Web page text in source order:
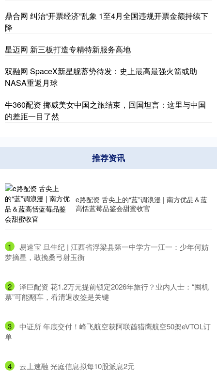
鼎合网 纠治“开票经济”乱象 1至4月全国违规开票金额持续下
降
星迈网 新三板打造专精特新服务高地
双融网 SpaceX新星舰蓄势待发：史上最高最强火箭或助
NASA重返月球
牛360配资 挪威美女中国之旅结束，回国坦言：这里与中国
的差距一目了然
推荐资讯
e路配资 舌尖上的“蓝”调浪漫 | 南方优品＆蓝
高恬蓝莓品鉴会甜蜜收官
1
​易速宝 旦生纪 | 江西省浮梁县第一中学方一江一：少年何妨
梦摘星，敢挽桑弓射玉衡
2
​泽巨配资 花1.2万元提前锁定2026年旅行？业内人士：“囤机
票”可能翻车，看清退改签是关键
3
​中证所 年底交付！峰飞航空获阿联酋猎鹰航空50架eVTOL订
单
4 ​云上速融 光庭信息拟每10股派息2元